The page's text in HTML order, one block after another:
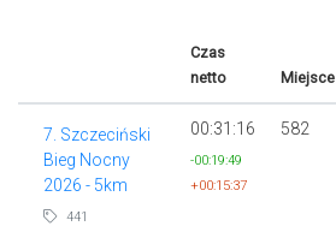
Czas
netto
Miejsce
7. Szczeciński
Bieg Nocny
2026 - 5km
441
00:31:16
-00:19:49
+00:15:37
582